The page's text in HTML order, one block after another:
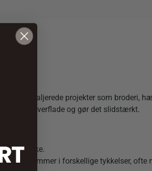
og detaljerede projekter som broderi,
overflade og gør det slidstærkt.
og styrke.
Det kommer i forskellige tykkelser, ofte